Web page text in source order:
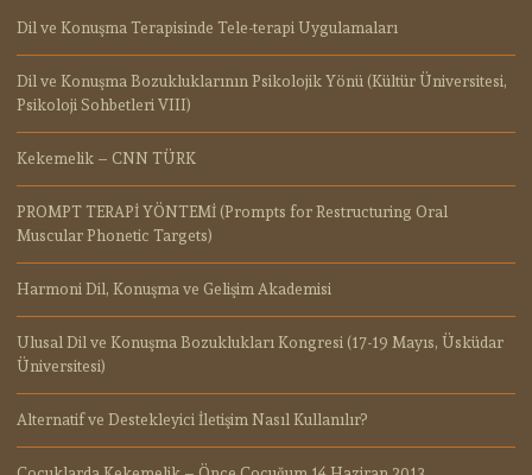
Dil ve Konuşma Terapisinde Tele-terapi Uygulamaları
Dil ve Konuşma Bozukluklarının Psikolojik Yönü (Kültür Üniversitesi,
Psikoloji Sohbetleri VIII)
Kekemelik – CNN TÜRK
PROMPT TERAPİ YÖNTEMİ (Prompts for Restructuring Oral
Muscular Phonetic Targets)
Harmoni Dil, Konuşma ve Gelişim Akademisi
Ulusal Dil ve Konuşma Bozuklukları Kongresi (17-19 Mayıs, Üsküdar
Üniversitesi)
Alternatif ve Destekleyici İletişim Nasıl Kullanılır?